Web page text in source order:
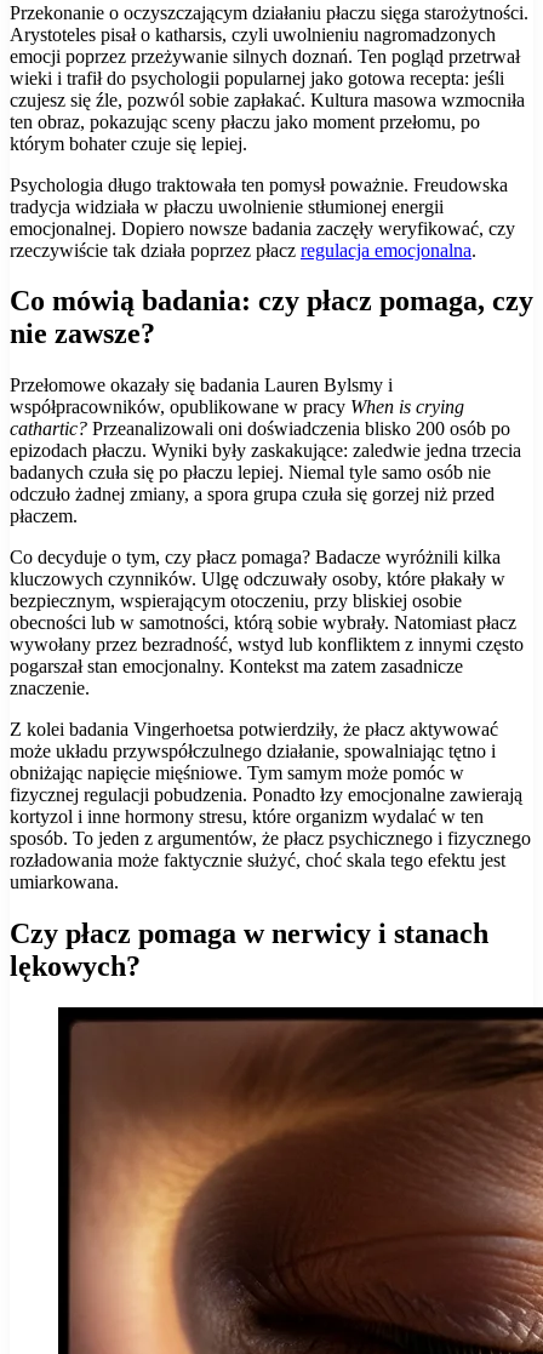
Przekonanie o oczyszczającym działaniu płaczu sięga starożytności.
Arystoteles pisał o katharsis, czyli uwolnieniu nagromadzonych
emocji poprzez przeżywanie silnych doznań. Ten pogląd przetrwał
wieki i trafił do psychologii popularnej jako gotowa recepta: jeśli
czujesz się źle, pozwól sobie zapłakać. Kultura masowa wzmocniła
ten obraz, pokazując sceny płaczu jako moment przełomu, po
którym bohater czuje się lepiej.
Psychologia długo traktowała ten pomysł poważnie. Freudowska
tradycja widziała w płaczu uwolnienie stłumionej energii
emocjonalnej. Dopiero nowsze badania zaczęły weryfikować, czy
rzeczywiście tak działa poprzez płacz regulacja emocjonalna.
Co mówią badania: czy płacz pomaga, czy
nie zawsze?
Przełomowe okazały się badania Lauren Bylsmy i
współpracowników, opublikowane w pracy When is crying
cathartic? Przeanalizowali oni doświadczenia blisko 200 osób po
epizodach płaczu. Wyniki były zaskakujące: zaledwie jedna trzecia
badanych czuła się po płaczu lepiej. Niemal tyle samo osób nie
odczuło żadnej zmiany, a spora grupa czuła się gorzej niż przed
płaczem.
Co decyduje o tym, czy płacz pomaga? Badacze wyróżnili kilka
kluczowych czynników. Ulgę odczuwały osoby, które płakały w
bezpiecznym, wspierającym otoczeniu, przy bliskiej osobie
obecności lub w samotności, którą sobie wybrały. Natomiast płacz
wywołany przez bezradność, wstyd lub konfliktem z innymi często
pogarszał stan emocjonalny. Kontekst ma zatem zasadnicze
znaczenie.
Z kolei badania Vingerhoetsa potwierdziły, że płacz aktywować
może układu przywspółczulnego działanie, spowalniając tętno i
obniżając napięcie mięśniowe. Tym samym może pomóc w
fizycznej regulacji pobudzenia. Ponadto łzy emocjonalne zawierają
kortyzol i inne hormony stresu, które organizm wydalać w ten
sposób. To jeden z argumentów, że płacz psychicznego i fizycznego
rozładowania może faktycznie służyć, choć skala tego efektu jest
umiarkowana.
Czy płacz pomaga w nerwicy i stanach
lękowych?